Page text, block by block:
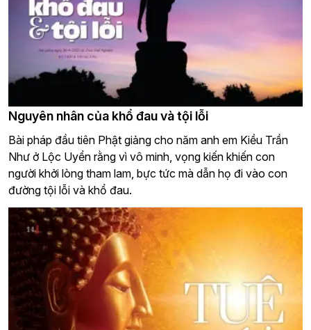
Nguyên nhân của khổ đau và tội lỗi
Bài pháp đầu tiên Phật giảng cho năm anh em Kiều Trần
Như ở Lộc Uyển rằng vì vô minh, vọng kiến khiến con
người khởi lòng tham lam, bực tức mà dẫn họ đi vào con
đường tội lỗi và khổ đau.